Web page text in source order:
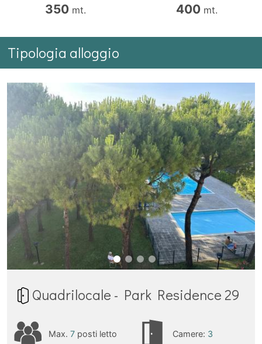
350 mt. 400mt.
Tipologia alloggio
Quadrilocale - Park Residence 29
Max. 7posti letto Camere: 3